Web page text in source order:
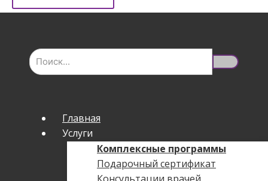
Главная
Услуги
Комплексные программы
Подарочный сертификат